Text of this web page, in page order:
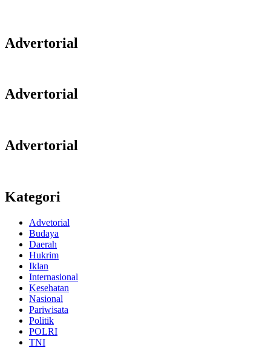
Advertorial
Advertorial
Advertorial
Kategori
Advetorial
Budaya
Daerah
Hukrim
Iklan
Internasional
Kesehatan
Nasional
Pariwisata
Politik
POLRI
TNI